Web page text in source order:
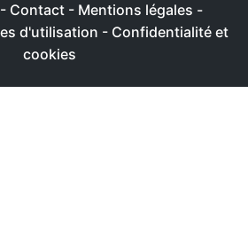
Contact - Mentions légales -
d'utilisation - Confidentialité et
cookies